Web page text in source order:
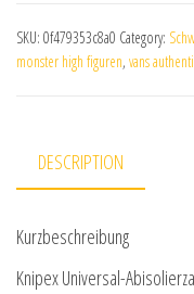
SKU: 0f479353c8a0 Category:
monster high figuren, vans
DESCRIPTION
Kurzbeschreibung
Knipex Universal-